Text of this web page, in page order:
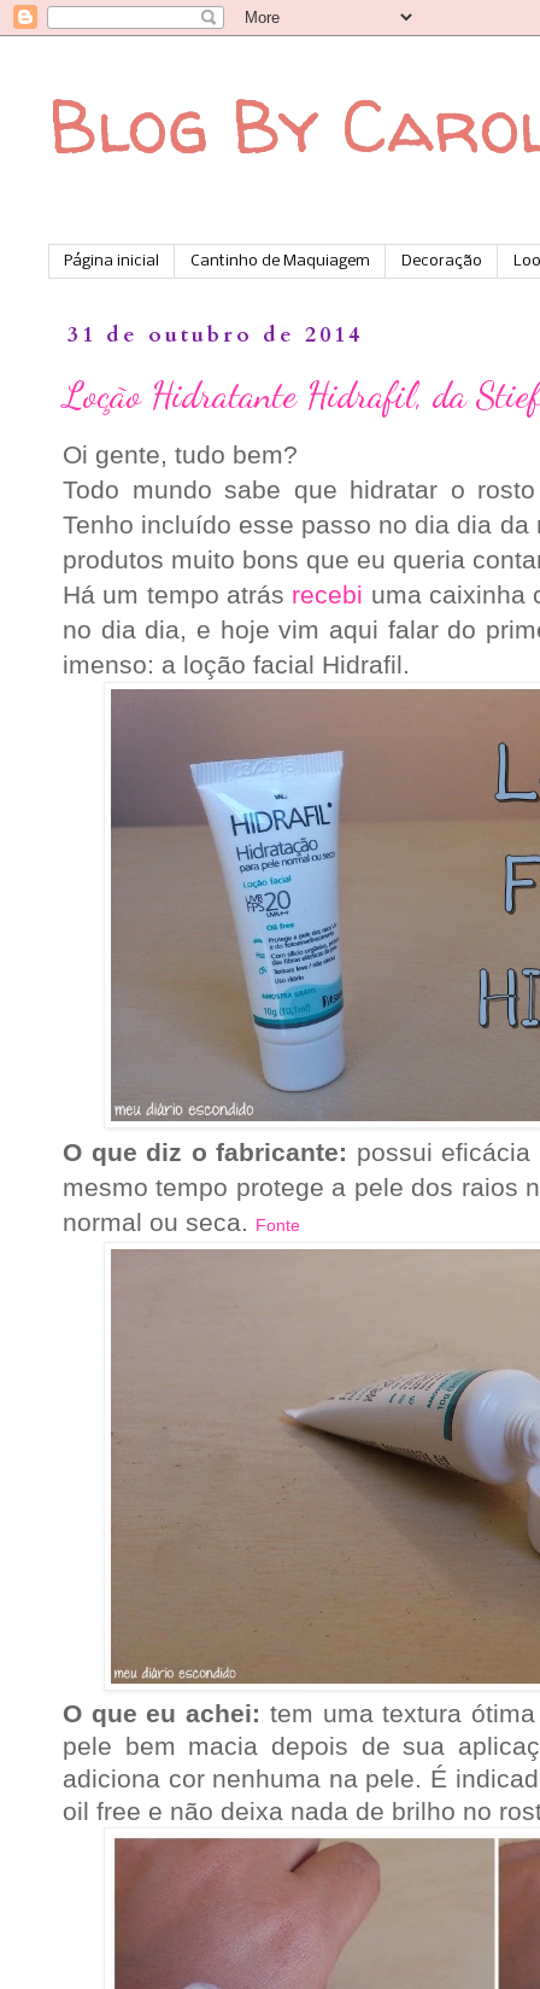
Blog By
Página inicial Cantinho de Maquiagem Decoração
31 de outubro de 2014
Loção Hidratante Hidrafil, da
Oi gente, tudo bem?
Todo mundo sabe que hidratar o
Tenho incluído esse passo no dia dia
produtos muito bons que eu queria
Há um tempo atrás recebi uma caixinha
no dia dia, e hoje vim aqui falar do
imenso: a loção facial Hidrafil.
O que diz o fabricante: possui
mesmo tempo protege a pele dos raios
normal ou seca. Fonte
O que eu achei: tem uma textura
pele bem macia depois de sua
adiciona cor nenhuma na pele. É
oil free e não deixa nada de brilho no